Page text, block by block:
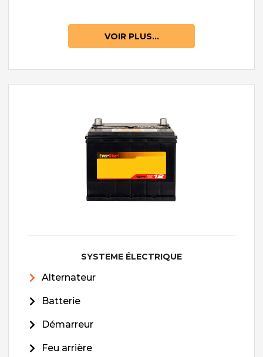
VOIR PLUS...
SYSTEME ÉLECTRIQUE
Alternateur
Batterie
Démarreur
Feu arrière